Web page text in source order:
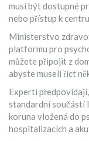
musí být dostupné
nebo přístup k
Ministerstvo
platformu pro
můžete připojit z
abyste museli říct
Experti
standardní součástí
koruna vložená do
hospitalizacích a